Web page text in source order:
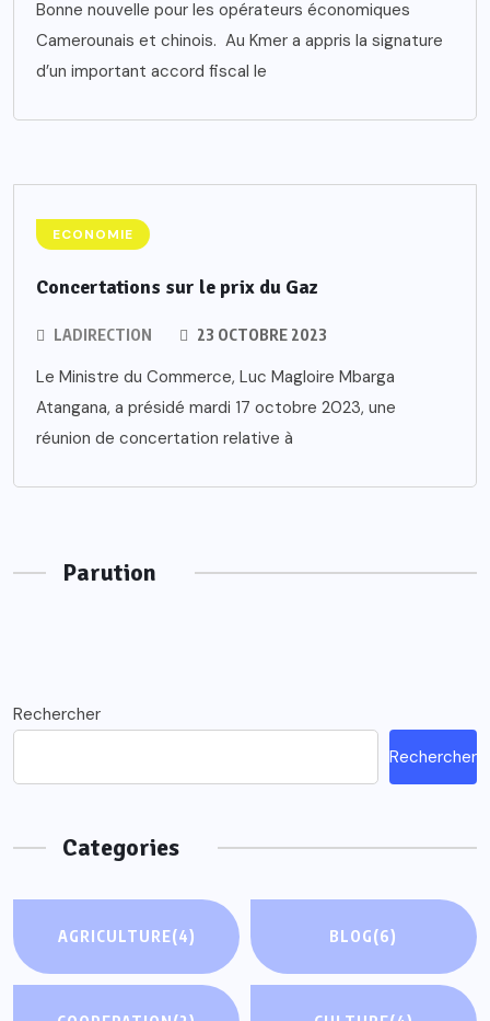
Bonne nouvelle pour les opérateurs économiques
Camerounais et chinois. Au Kmer a appris la signature
d’un important accord fiscal le
ECONOMIE
Concertations sur le prix du Gaz
LADIRECTION 23 OCTOBRE 2023
Le Ministre du Commerce, Luc Magloire Mbarga
Atangana, a présidé mardi 17 octobre 2023, une
réunion de concertation relative à
Parution
Rechercher
Rechercher
Categories
AGRICULTURE(4) BLOG(6)